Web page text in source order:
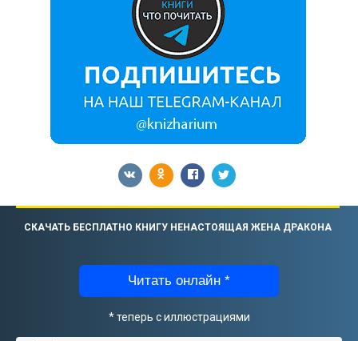
СКАЧАТЬ БЕСПЛАТНО КНИГУ НЕНАСТОЯЩАЯ ЖЕНА ДРАКОНА
Читать онлайн *
* теперь с иллюстрациями